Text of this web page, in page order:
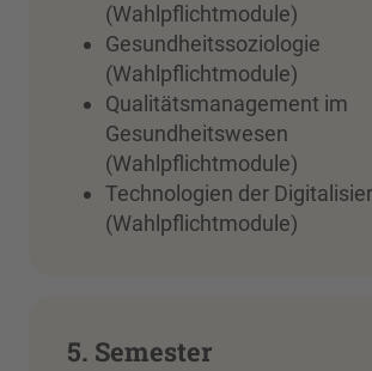
(Wahlpflichtmodule)
Gesundheitssoziologie
(Wahlpflichtmodule)
Qualitätsmanagement im
Gesundheitswesen
(Wahlpflichtmodule)
Technologien der
(Wahlpflichtmodule)
5. Semester